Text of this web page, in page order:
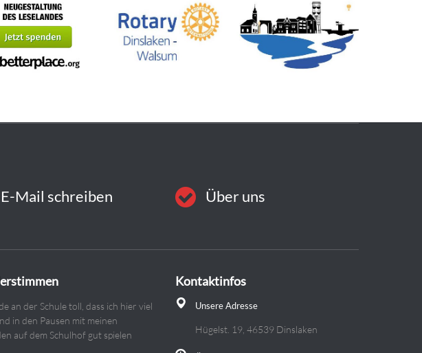
E-Mail schreiben Über uns
an der Schule toll, dass ich hier viel
in den Pausen mit meinen
auf dem Schulhof gut spielen
Kontaktinfos
Unsere Adresse
Hügelst. 19, 46539 Dinslaken